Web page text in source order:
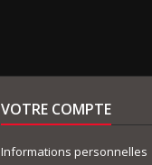
VOTRE COMPTE
Informations personnelles